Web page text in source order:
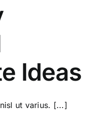
Ideas
ut varius. [...]